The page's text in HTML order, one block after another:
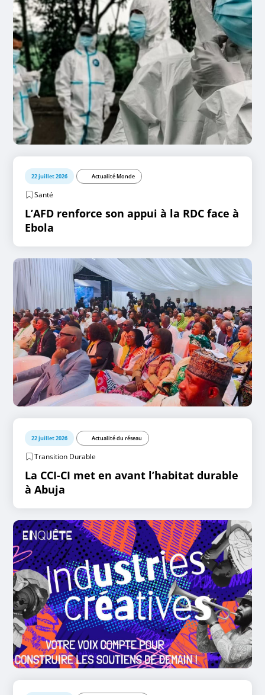
22 juillet 2026 Actualité Monde
Santé
L’AFD renforce son appui à la RDC face à
Ebola
22 juillet 2026 Actualité du réseau
Transition Durable
La CCI-CI met en avant l’habitat durable
à Abuja